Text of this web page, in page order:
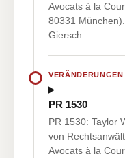
Avocats à la
80331
Giersch…
VERÄNDERUNGEN
PR 1530
PR 1530: Taylor
von
Avocats à la